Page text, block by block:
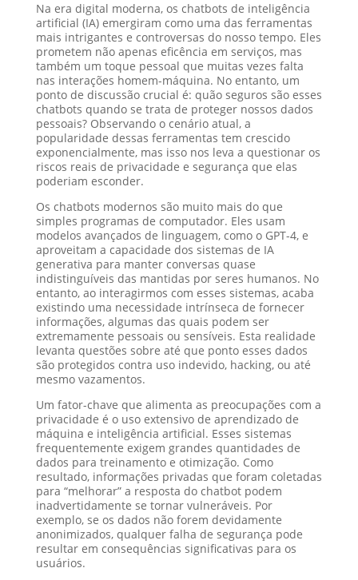
Na era digital moderna, os chatbots de inteligência
artificial (IA) emergiram como uma das ferramentas
mais intrigantes e controversas do nosso tempo. Eles
prometem não apenas eficência em serviços, mas
também um toque pessoal que muitas vezes falta
nas interações homem-máquina. No entanto, um
ponto de discussão crucial é: quão seguros são esses
chatbots quando se trata de proteger nossos dados
pessoais? Observando o cenário atual, a
popularidade dessas ferramentas tem crescido
exponencialmente, mas isso nos leva a questionar os
riscos reais de privacidade e segurança que elas
poderiam esconder.
Os chatbots modernos são muito mais do que
simples programas de computador. Eles usam
modelos avançados de linguagem, como o GPT-4, e
aproveitam a capacidade dos sistemas de IA
generativa para manter conversas quase
indistinguíveis das mantidas por seres humanos. No
entanto, ao interagirmos com esses sistemas, acaba
existindo uma necessidade intrínseca de fornecer
informações, algumas das quais podem ser
extremamente pessoais ou sensíveis. Esta realidade
levanta questões sobre até que ponto esses dados
são protegidos contra uso indevido, hacking, ou até
mesmo vazamentos.
Um fator-chave que alimenta as preocupações com a
privacidade é o uso extensivo de aprendizado de
máquina e inteligência artificial. Esses sistemas
frequentemente exigem grandes quantidades de
dados para treinamento e otimização. Como
resultado, informações privadas que foram coletadas
para “melhorar” a resposta do chatbot podem
inadvertidamente se tornar vulneráveis. Por
exemplo, se os dados não forem devidamente
anonimizados, qualquer falha de segurança pode
resultar em consequências significativas para os
usuários.